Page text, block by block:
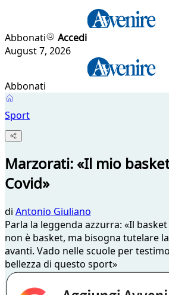
Abbonati
Accedi
August 7, 2026
Abbonati
Sport
Marzorati: «Il mio
Covid»
di Antonio Giuliano
Parla la leggenda azzurra: «Il
non è basket, ma bisogna tutelare
avanti. Vado nelle scuole per
bellezza di questo sport»